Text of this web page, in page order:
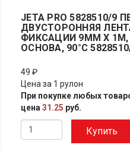
JETA PRO 5828510/9
ДВУСТОРОННЯЯ
ФИКСАЦИИ 9ММ X
ОСНОВА, 90°С
49 ₽
Цена за 1 рулон
При покупке любых
цена 31.25 руб.
Купить